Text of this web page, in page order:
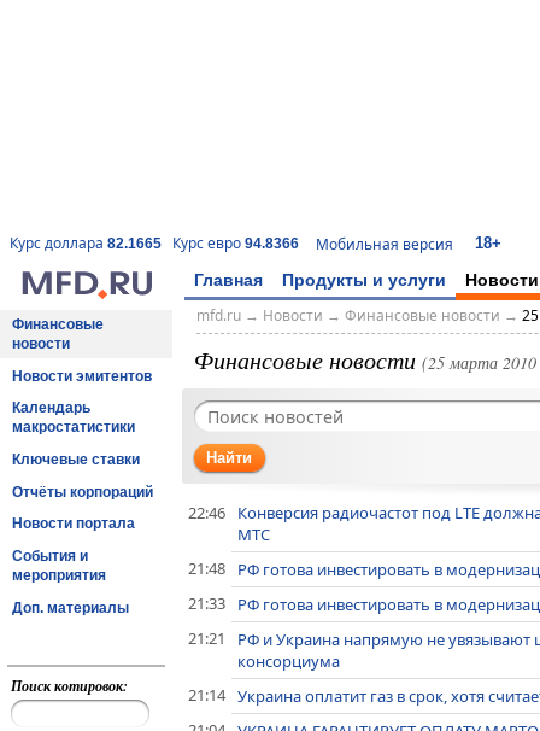
Курс доллара 82.1665 Курс евро 94.8366 Мобильная версия 18+
Главная Продукты и услуги Новости
Финансовые
новости
Новости эмитентов
Календарь
макростатистики
Ключевые ставки
Отчёты корпораций
Новости портала
События и
мероприятия
Доп. материалы
Поиск котировок:
mfd.ru→ Новости → Финансовые новости →
Финансовые новости (25 марта 2010
Найти
22:46
Конверсия радиочастот под LTE
МТС
21:48
РФ готова инвестировать в
21:33
РФ готова инвестировать в
21:21
РФ и Украина напрямую не увязывают
консорциума
21:14 Украина оплатит газ в срок, хотя